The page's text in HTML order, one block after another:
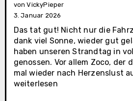
von VickyPieper
3. Januar 2026
Das tat gut! Nicht nur die
dank viel Sonne, wieder gut
haben unseren Strandtag in
genossen. Vor allem Zoco, der
mal wieder nach Herzenslust
weiterlesen